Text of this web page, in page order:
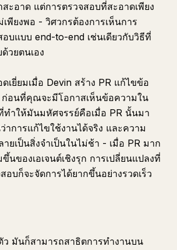
ะอาด แต่การตรวจสอบที่สะอาดเพียง
เพียงพอ - วิศวกรต้องการเห็นการ
บแบบ end-to-end เช่นเดียวกับวิธีที่
วยตนเอง
เยี่ยมเมื่อ Devin สร้าง PR แก้ไขข้อ
ก่อนที่คุณจะมีโอกาสเห็นข้อความใน
ทำให้มันมหัศจรรย์คือเมื่อ PR นั้นมา
การแก้ไขใช้งานได้จริง และความ
ยเป็นสิ่งจำเป็นในไม่ช้า - เมื่อ PR มาก
นของเอเจนต์เชิงรุก การเปลี่ยนแปลงที่
อบก็จะจัดการได้ยากขึ้นอย่างรวดเร็ว
ว มันก็สามารถสาธิตการทำงานบน